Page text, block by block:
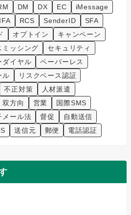
DM DX EC
iMessage
RCS SenderID
SFA
オプトイン
キャンペーン
ミッシング
セキュリティ
ダイヤル
ペーパーレス
ル
リスクベース認証
不正対策
人材派遣
双方向 営業
国際SMS
メール法 督促
自動送信
送信元 郵便 電話認証